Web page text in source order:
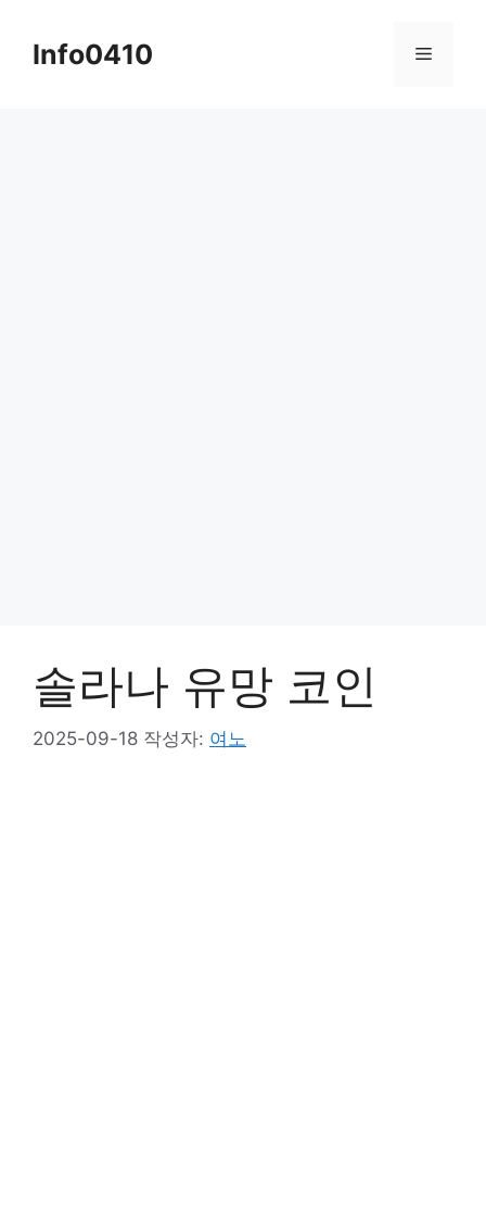
Info0410 메
솔라나 유망 코인
2025-09-18 작성자: 여노